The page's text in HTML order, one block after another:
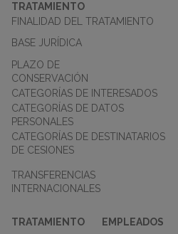
TRATAMIENTO
FINALIDAD DEL TRATAMIENTO
BASE JURÍDICA
PLAZO DE
CONSERVACIÓN
CATEGORÍAS DE INTERESADOS
CATEGORÍAS DE DATOS
PERSONALES
CATEGORÍAS DE DESTINATARIOS
DE CESIONES
TRANSFERENCIAS
INTERNACIONALES
TRATAMIENTO
EMPLEADOS